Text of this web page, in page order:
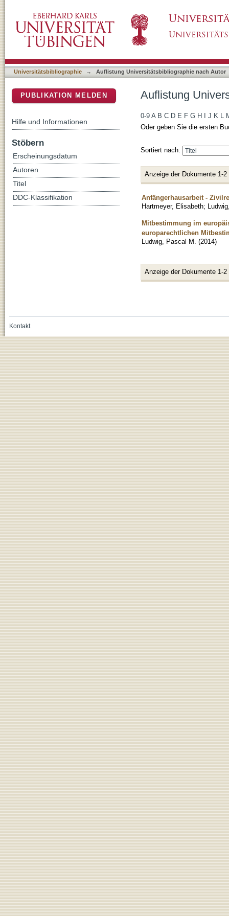
Universitätsbibliographie → Auflistung Universitätsbibliographie nach Autor
Auflistung
0-9 A B C D E F G H J K L
Oder geben Sie die ersten
Sortiert nach:
Anzeige der Dokumente 1-2
Anfängerhausarbeit -
Hartmeyer, Elisabeth;
Mitbestimmung im
europarechtlichen
Ludwig, Pascal M. (2014)
Anzeige der Dokumente 1-2
PUBLIKATION MELDEN
Hilfe und Informationen
Stöbern
Erscheinungsdatum
Autoren
Titel
DDC-Klassifikation
Kontakt